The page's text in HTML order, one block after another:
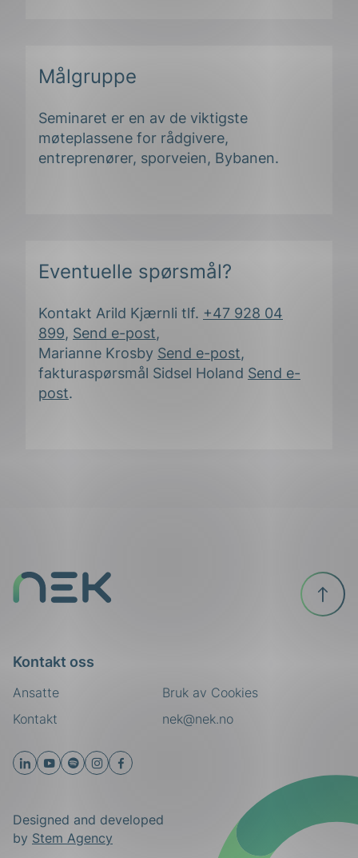
Målgruppe
Seminaret er en av de viktigste
møteplassene for rådgivere,
entreprenører, sporveien, Bybanen.
Eventuelle spørsmål?
Kontakt Arild Kjærnli tlf. +47 928 04
899, Send e-post,
Marianne Krosby Send e-post,
fakturaspørsmål Sidsel Holand Send e-
post.
Kontakt oss
Ansatte
nek@nek.no
Kontakt
Bruk av Cookies
Designed and developed
by Stem Agency
Til
toppen